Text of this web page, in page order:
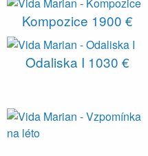
Kompozice 1900 €
Odaliska I 1030 €